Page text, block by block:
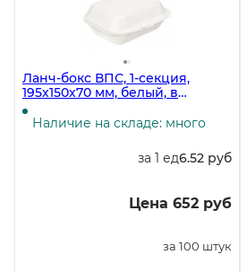
Ланч-бокс ВПС, 1-секция,
195х150х70 мм, белый, в
полиэтилене 100 штук
Наличие на складе: много
за 1 ед6.52 руб
Цена 652 руб
за 100 штук